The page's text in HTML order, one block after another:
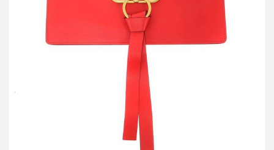
RW0P0269WUU
買取金額14,400円
詳しく見る